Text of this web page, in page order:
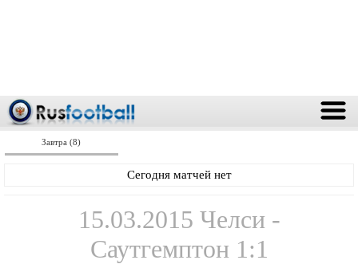
Завтра (8)
Сегодня матчей нет
15.03.2015 Челси -
Саутгемптон 1:1